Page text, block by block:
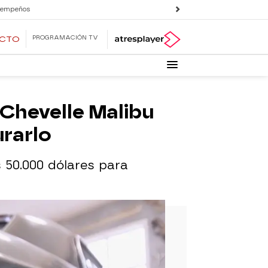
PROGRAMACIÓN TV
Malibu
dólares para